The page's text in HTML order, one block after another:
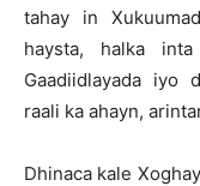
tahay in
haysta, halka inta
Gaadiidlayada iyo
raali ka ahayn,
Dhinaca kale